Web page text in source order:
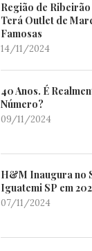
Região de
Terá Outlet de
Famosas
14/11/2024
40 Anos. É
Número?
09/11/2024
H&M Inaugura no
Iguatemi SP em
07/11/2024